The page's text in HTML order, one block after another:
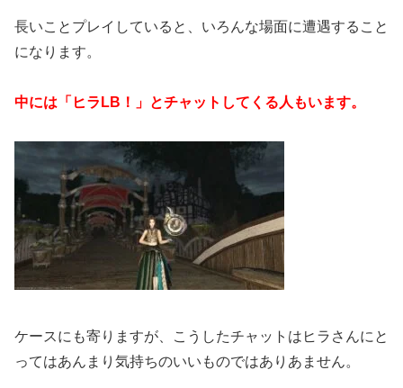
長いことプレイしていると、いろんな場面に遭遇すること
になります。
中には「ヒラLB！」とチャットしてくる人もいます。
ケースにも寄りますが、こうしたチャットはヒラさんにと
ってはあんまり気持ちのいいものではありあません。